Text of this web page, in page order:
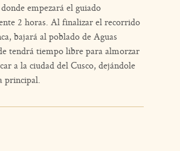
empezará el guiado
2 horas. Al finalizar el recorrido
bajará al poblado de Aguas
tendrá tiempo libre para almorzar
a la ciudad del Cusco, dejándole
principal.